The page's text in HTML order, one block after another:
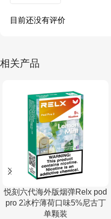
目前还没有评价
相关产品
悦刻六代海外版烟弹Relx pod
pro 2冰柠薄荷口味5%尼古丁
单颗装